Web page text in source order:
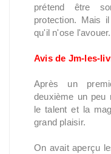
prétend être
protection. Mais
qu'il n'ose
Avis de Jm-les-
Après un
deuxième un peu
le talent et la
grand plaisir.
On avait aperçu